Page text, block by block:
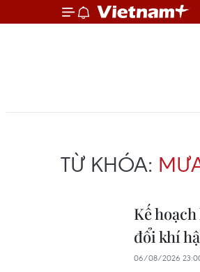
TỪ KHÓA:
Kế
đổi khí
06/08/2026